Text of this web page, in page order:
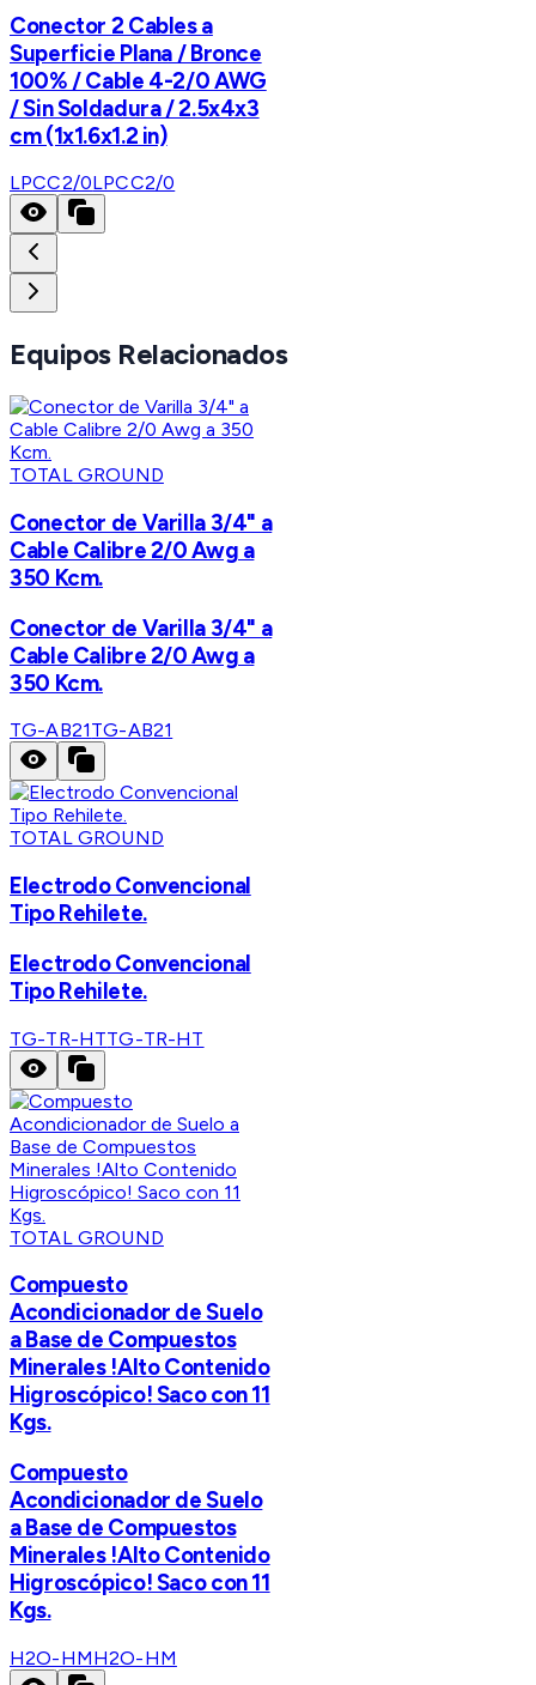
Conector 2 Cables a
Superficie Plana / Bronce
100% / Cable 4-2/0 AWG
/ Sin Soldadura / 2.5x4x3
cm (1x1.6x1.2 in)
LPCC2/0LPCC2/0
Equipos Relacionados
TOTAL GROUND
Conector de Varilla 3/4" a
Cable Calibre 2/0 Awg a
350 Kcm.
Conector de Varilla 3/4" a
Cable Calibre 2/0 Awg a
350 Kcm.
TG-AB21TG-AB21
TOTAL GROUND
Electrodo Convencional
Tipo Rehilete.
Electrodo Convencional
Tipo Rehilete.
TG-TR-HTTG-TR-HT
TOTAL GROUND
Compuesto
Acondicionador de Suelo
a Base de Compuestos
Minerales !Alto Contenido
Higroscópico! Saco con 11
Kgs.
Compuesto
Acondicionador de Suelo
a Base de Compuestos
Minerales !Alto Contenido
Higroscópico! Saco con 11
Kgs.
H2O-HMH2O-HM